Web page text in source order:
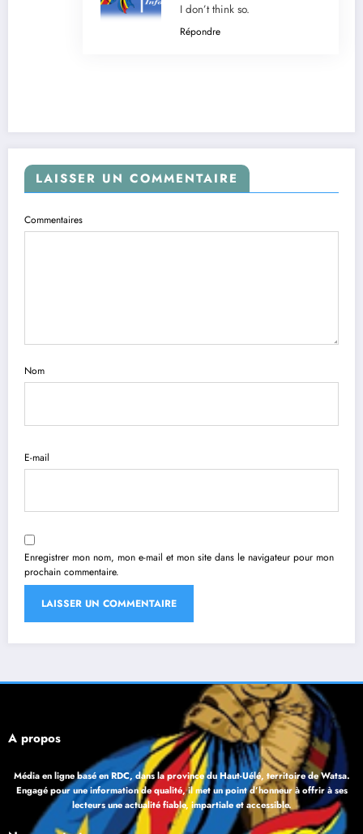
I don’t think so.
Répondre
LAISSER UN COMMENTAIRE
Commentaires
Nom
E-mail
Enregistrer mon nom, mon e-mail et mon site dans le navigateur pour mon
prochain commentaire.
À propos
Média en ligne basé en RDC, dans la province du Haut-Uélé, territoire de Watsa.
Engagé pour une information de qualité, il met un point d’honneur à offrir à ses
lecteurs une actualité fiable, impartiale et accessible.